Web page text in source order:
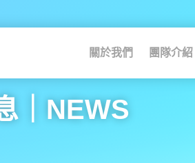
關於我們 團隊介紹
｜NEWS